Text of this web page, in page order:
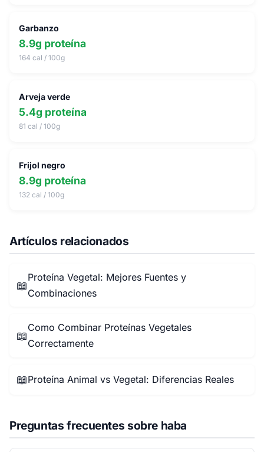
Garbanzo
8.9g proteína
164 cal / 100g
Arveja verde
5.4g proteína
81 cal / 100g
Frijol negro
8.9g proteína
132 cal / 100g
Artículos relacionados
📖
Proteína Vegetal: Mejores Fuentes y
Combinaciones
📖
Como Combinar Proteínas Vegetales
Correctamente
📖Proteína Animal vs Vegetal: Diferencias Reales
Preguntas frecuentes sobre haba